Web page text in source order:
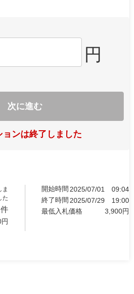
円
次に進む
ョンは終了しました
ま
た
件
円
開始時間 2025/07/01
09:04
終了時間 2025/07/29
19:00
最低入札価格
3,900円